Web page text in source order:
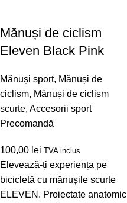
Mănuși de ciclism
Eleven Black Pink
Mănuși sport, Mănuși de
ciclism, Mănuși de ciclism
scurte, Accesorii sport
Precomandă
100,00 lei TVA inclus
Elevează-ți experiența pe
bicicletă cu mănușile scurte
ELEVEN. Proiectate anatomic